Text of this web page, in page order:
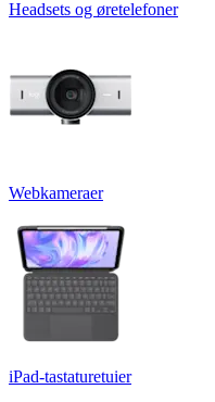
Headsets og øretelefoner
Webkameraer
iPad-tastaturetuier